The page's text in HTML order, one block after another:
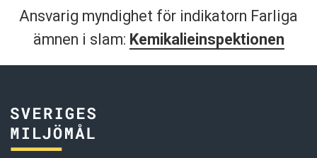
Ansvarig myndighet för indikatorn Farliga
ämnen i slam: Kemikalieinspektionen